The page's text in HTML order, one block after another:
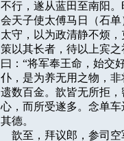
不行，遂从蓝田至南阳
会天子使太傅马日（石
太守，以为政清静不烦
策以其长者，待以上宾
曰：“将军奉王命，始交
仆，是为养无用之物，
遗数百金。歆皆无所拒
心，而所受遂多。念单
其德。
歆至，拜议郎，参司